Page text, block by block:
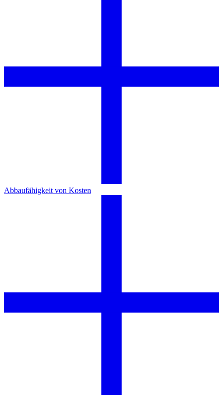
Abbaufähigkeit von Kosten